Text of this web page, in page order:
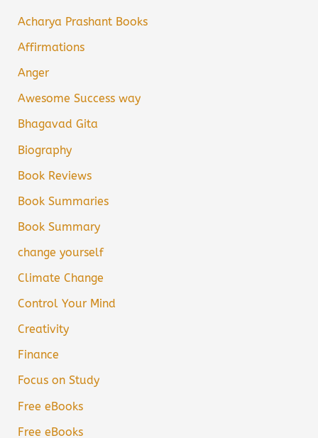
Acharya Prashant Books
Affirmations
Anger
Awesome Success way
Bhagavad Gita
Biography
Book Reviews
Book Summaries
Book Summary
change yourself
Climate Change
Control Your Mind
Creativity
Finance
Focus on Study
Free eBooks
Free eBooks